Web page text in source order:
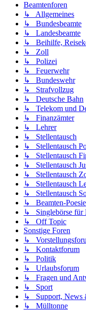
Beamtenforen
↳ Allgemeines
↳ Bundesbeamte
↳ Landesbeamte
↳ Beihilfe,
↳ Zoll
↳ Polizei
↳ Feuerwehr
↳ Bundeswehr
↳ Strafvollzug
↳ Deutsche Bahn
↳ Telekom und
↳ Finanzämter
↳ Lehrer
↳ Stellentausch
↳ Stellentausch
↳ Stellentausch
↳ Stellentausch
↳ Stellentausch
↳ Stellentausch
↳ Stellentausch
↳ Beamten-Poesie
↳ Singlebörse für
↳ Off Topic
Sonstige Foren
↳
↳ Kontaktforum
↳ Politik
↳ Urlaubsforum
↳ Fragen und
↳ Sport
↳ Support, News
↳ Mülltonne